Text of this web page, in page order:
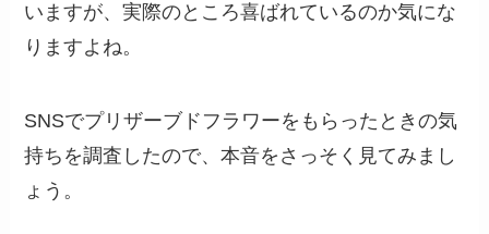
いますが、実際のところ喜ばれているのか気にな
りますよね。
SNSでプリザーブドフラワーをもらったときの気
持ちを調査したので、本音をさっそく見てみまし
ょう。